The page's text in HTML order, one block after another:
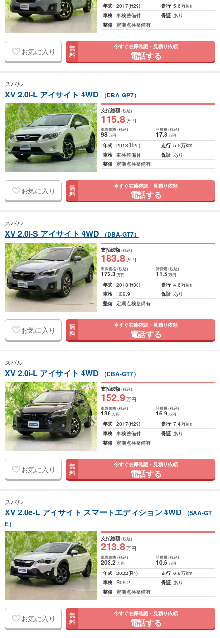
年式 2017(H29) 走行 5.6万km
車検 車検整備付 保証 あり
整備 定期点検整備有
お気に入り 無
料
今すぐ在庫確認・見積り依頼
電話する
スバル
XV 2.0i-L アイサイト 4WD （DBA-GP7）
支払総額(税込)
115.8万円
車両価格(税込)
98万円
諸費用 (税込)
17.8 万円
年式 2013(H25) 走行 5.5万km
車検 車検整備付 保証 あり
整備 定期点検整備有
お気に入り 無
料
今すぐ在庫確認・見積り依頼
電話する
スバル
XV 2.0i-S アイサイト 4WD （DBA-GT7）
支払総額(税込)
183.8万円
車両価格(税込)
172.3万円
諸費用 (税込)
11.5 万円
年式 2018(H30) 走行 4.6万km
車検
R09.9 保証 あり
整備 定期点検整備有
お気に入り 無
料
今すぐ在庫確認・見積り依頼
電話する
スバル
XV 2.0i-L アイサイト 4WD （DBA-GT7）
支払総額(税込)
152.9万円
車両価格(税込)
136万円
諸費用 (税込)
16.9 万円
年式 2017(H29) 走行 7.4万km
車検 車検整備付 保証 あり
整備 定期点検整備有
お気に入り 無
料
今すぐ在庫確認・見積り依頼
電話する
スバル
XV 2.0e-L アイサイト スマートエディション 4WD
（5AA-GT
E）
支払総額(税込)
213.8万円
車両価格(税込)
203.2万円
諸費用 (税込)
10.6 万円
年式 2022(R4) 走行 6.6万km
車検
R09.2 保証 あり
整備 定期点検整備有
お気に入り 無
料
今すぐ在庫確認・見積り依頼
電話する